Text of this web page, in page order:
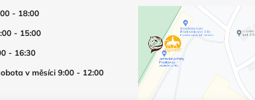
s
u
- 18:00
- 15:00
- 16:30
v měsíci 9:00 - 12:00